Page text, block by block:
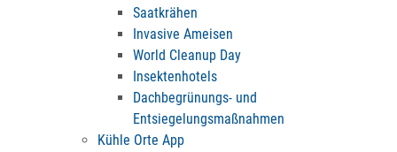
Saatkrähen
Invasive Ameisen
World Cleanup Day
Insektenhotels
Dachbegrünungs- und
Entsiegelungsmaßnahmen
Kühle Orte App